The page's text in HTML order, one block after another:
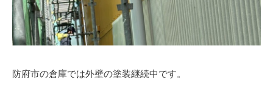
防府市の倉庫では外壁の塗装継続中です。